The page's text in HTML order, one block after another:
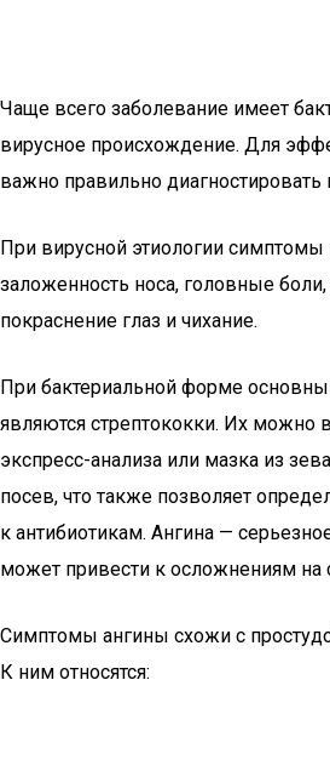
Чаще всего заболевание имеет
вирусное происхождение. Для
важно правильно диагностировать
При вирусной этиологии
заложенность носа, головные
покраснение глаз и чихание.
При бактериальной форме
являются стрептококки. Их
экспресс-анализа или мазка из
посев, что также позволяет
к антибиотикам. Ангина —
может привести к осложнениям на
Симптомы ангины схожи с
К ним относятся: